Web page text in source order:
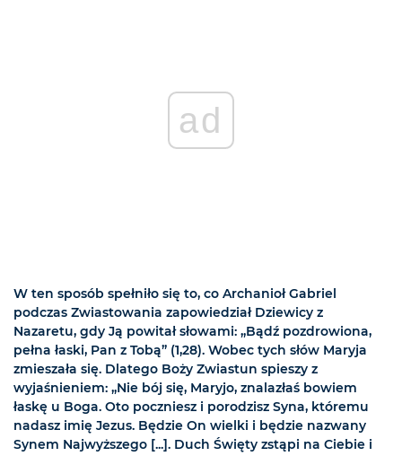
ad
W ten sposób spełniło się to, co Archanioł Gabriel
podczas Zwiastowania zapowiedział Dziewicy z
Nazaretu, gdy Ją powitał słowami: „Bądź pozdrowiona,
pełna łaski, Pan z Tobą” (1,28). Wobec tych słów Maryja
zmieszała się. Dlatego Boży Zwiastun spieszy z
wyjaśnieniem: „Nie bój się, Maryjo, znalazłaś bowiem
łaskę u Boga. Oto poczniesz i porodzisz Syna, któremu
nadasz imię Jezus. Będzie On wielki i będzie nazwany
Synem Najwyższego [...]. Duch Święty zstąpi na Ciebie i